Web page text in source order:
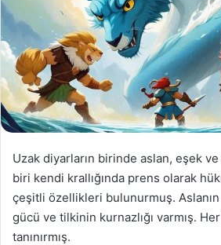
Uzak diyarların birinde aslan, eşek
biri kendi krallığında prens olarak
çeşitli özellikleri bulunurmuş.
gücü ve tilkinin kurnazlığı varmış.
tanınırmış.